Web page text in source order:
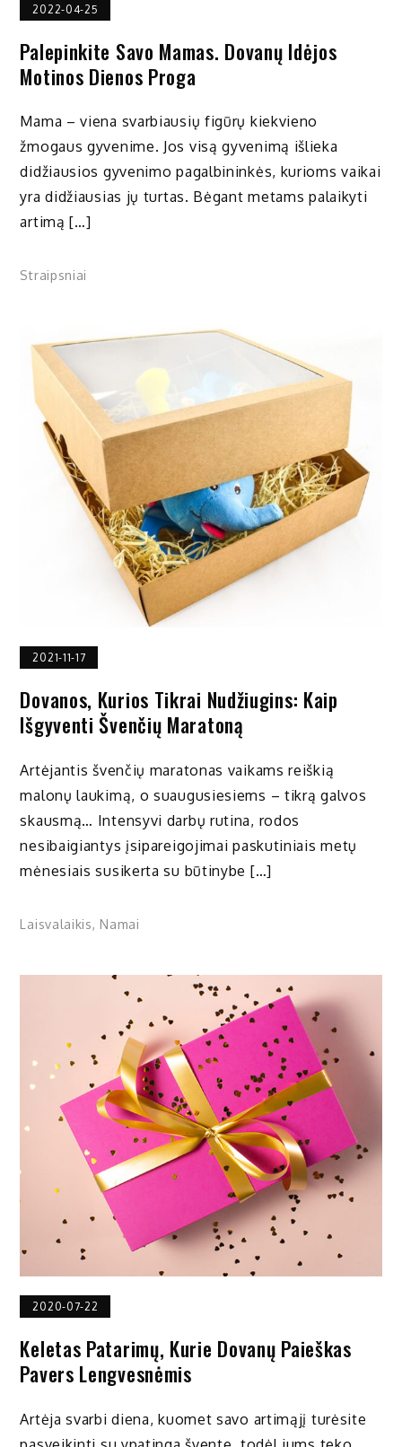
2022-04-25
Palepinkite Savo Mamas. Dovanų Idėjos
Motinos Dienos Proga
Mama – viena svarbiausių figūrų kiekvieno
žmogaus gyvenime. Jos visą gyvenimą išlieka
didžiausios gyvenimo pagalbininkės, kurioms vaikai
yra didžiausias jų turtas. Bėgant metams palaikyti
artimą […]
Straipsniai
2021-11-17
Dovanos, Kurios Tikrai Nudžiugins: Kaip
Išgyventi Švenčių Maratoną
Artėjantis švenčių maratonas vaikams reiškią
malonų laukimą, o suaugusiesiems – tikrą galvos
skausmą… Intensyvi darbų rutina, rodos
nesibaigiantys įsipareigojimai paskutiniais metų
mėnesiais susikerta su būtinybe […]
Laisvalaikis, Namai
2020-07-22
Keletas Patarimų, Kurie Dovanų Paieškas
Pavers Lengvesnėmis
Artėja svarbi diena, kuomet savo artimąjį turėsite